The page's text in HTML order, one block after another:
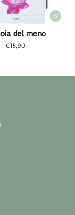
del meno
Prezzo
€15,90